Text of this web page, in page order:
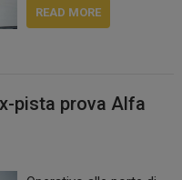
READ MORE
pista prova Alfa